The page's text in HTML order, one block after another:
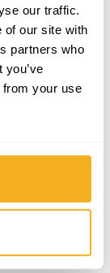
our traffic.
of our site with
partners who
from your use